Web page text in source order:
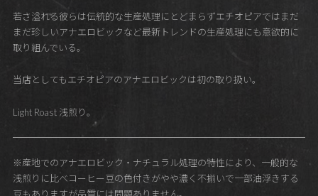
若さ溢れる彼らは伝統的な生産処理にとどまらずエチオピアではまだ
まだ珍しいアナエロビックなど最新トレンドの生産処理にも意欲的に
取り組んでいる。
当店としてもエチオピアのアナエロビックは初の取り扱い。
Light Roast 浅煎り。
※産地でのアナエロビック・ナチュラル処理の特性により、一般的な
浅煎りに比べコーヒー豆の色付きがやや濃く不揃いで一部油浮きする
豆もありますが品質には問題ありません。